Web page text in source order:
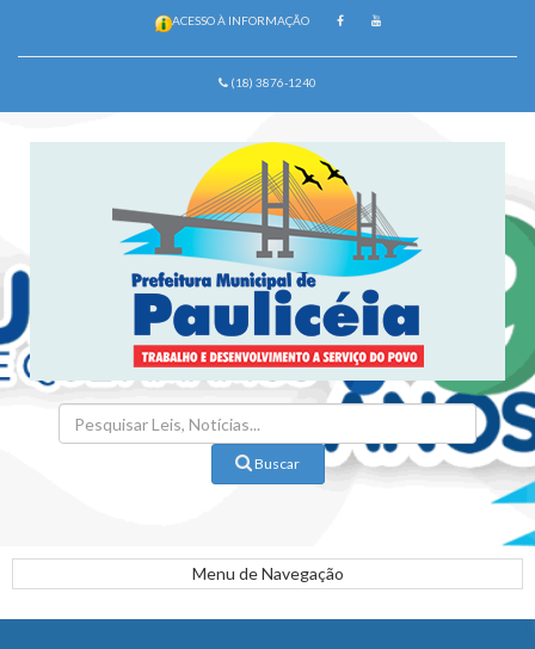
ACESSO À INFORMAÇÃO
(18) 3876-1240
Buscar
Menu de Navegação